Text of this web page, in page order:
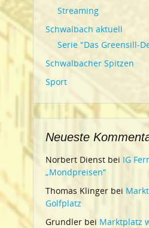
Streaming
Schwalbach aktuell
Serie "Das Greensill-
Schwalbacher Spitzen
Sport
Neueste
Norbert Dienst bei IG
„Mondpreisen“
Thomas Klinger bei
Golfplatz
Grundler bei Marktplatz